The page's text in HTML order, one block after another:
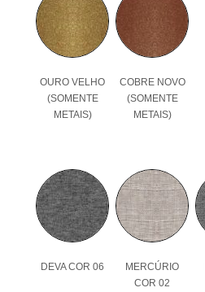
OURO VELHO
(SOMENTE
METAIS)
COBRE NOVO
(SOMENTE
METAIS)
DEVA COR 06
MERCÚRIO
COR 02